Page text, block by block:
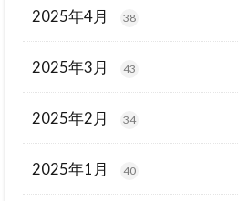
2025年4月 38
2025年3月 43
2025年2月 34
2025年1月 40